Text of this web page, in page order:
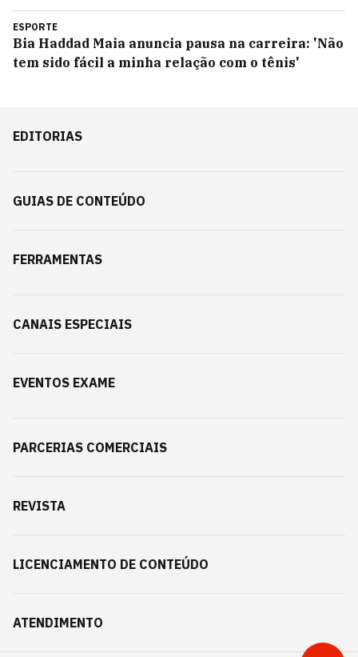
ESPORTE
Bia Haddad Maia anuncia pausa na carreira: 'Não
tem sido fácil a minha relação com o tênis'
EDITORIAS
GUIAS DE CONTEÚDO
FERRAMENTAS
CANAIS ESPECIAIS
EVENTOS EXAME
PARCERIAS COMERCIAIS
REVISTA
LICENCIAMENTO DE CONTEÚDO
ATENDIMENTO